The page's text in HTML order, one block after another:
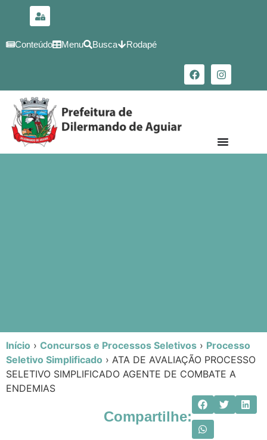
conteúdo
Conteúdo Menu Busca Rodapé
Início › Concursos e Processos Seletivos › Processo
Seletivo Simplificado › ATA DE AVALIAÇÃO PROCESSO
SELETIVO SIMPLIFICADO AGENTE DE COMBATE A
ENDEMIAS
Compartilhe: